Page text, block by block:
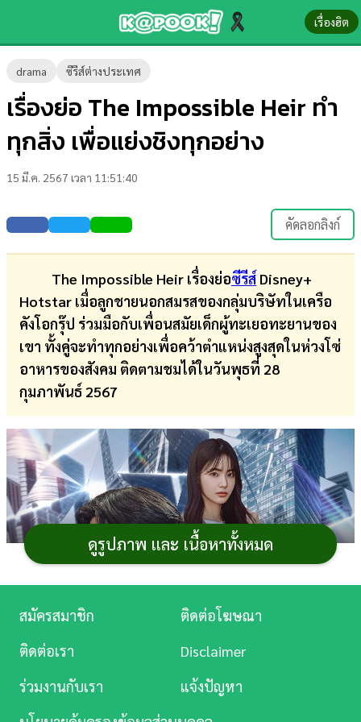
เรื่องฮิต
drama ซีรีส์ต่างประเทศ
เรื่องย่อ The Impossible Heir ทำ
ทุกสิ่ง เพื่อแย่งชิงทุกอย่าง
15 มี.ค. 2567 เวลา 11:51:40
คัดลอกลิงก์
The Impossible Heir เรื่องย่อซีรีส์ Disney+
Hotstar เมื่อลูกชายนอกสมรสของกลุ่มบริษัทในเครือ
คังโอกรุ๊ป ร่วมมือกับเพื่อนสมัยเด็กผู้ทะเยอทะยานของ
เขา ทั้งคู่จะทำทุกอย่างเพื่อคว้าตำแหน่งสูงสุดในห่วงโซ่
อาหารของสังคม ติดตามชมได้ในวันพุธที่ 28
กุมภาพันธ์ 2567
ดูรูปภาพ และ เนื้อหาทั้งหมด
ข่าว-
ความ
รู้
บันเทิง
ตรวจ
ผล
บอล
สด
การ
เงิน
การ
ศึกษา
บันเทิง
ดู
Music
สมัครสมาชิก
ติดต่อโฆษณา
ติดต่อเรา
Disclaimer
ร่วมงานกับเรา
แจ้งปัญหา